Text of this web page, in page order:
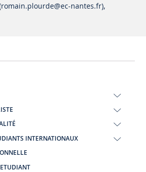
INTERNATIONAUX
@ec-nantes.fr),